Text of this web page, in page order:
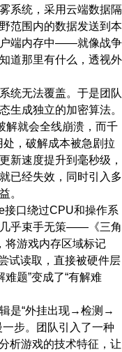
系统，采用云端数据隔
范围内的数据发送到本
户端内存中——就像战争
道那里有什么，透视外
统无法覆盖。于是团队
生成独立的加密算法。
解就会全线崩溃，而千
，破解成本被急剧拉
新速度提升到毫秒级，
已经失效，同时引入多
。
口绕过CPU和操作系
几乎束手无策——《三角
将游戏内存区域标记
试读取，直接被硬件层
题”变成了“有解难
是“外挂出现→检测→
步。团队引入了一种
析游戏的技术特征，让